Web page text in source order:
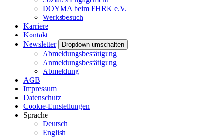
DOYMA beim FHRK e.V.
Werksbesuch
Karriere
Kontakt
Newsletter
Dropdown umschalten
Abmeldungsbestätigung
Anmeldungsbestätigung
Abmeldung
AGB
Impressum
Datenschutz
Cookie-Einstellungen
Sprache
Deutsch
English